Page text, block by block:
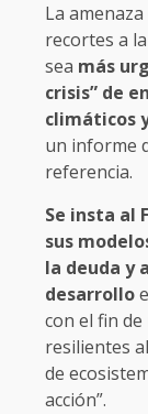
La
recortes a
sea más
crisis” de
climáticos
un informe
referencia.
Se insta al
sus
la deuda y
desarrollo
con el fin
resilientes
de
acción”.